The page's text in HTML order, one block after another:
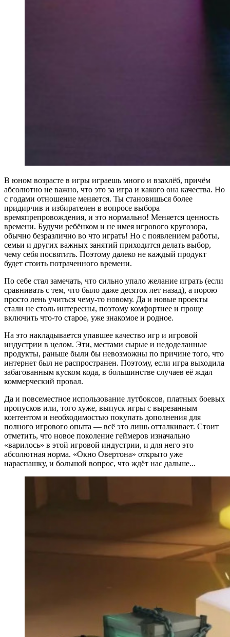
В юном возрасте в игры играешь много и взахлёб, причём
абсолютно не важно, что это за игра и какого она качества. Но
с годами отношение меняется. Ты становишься более
придирчив и избирателен в вопросе выбора
времяпрепровождения, и это нормально! Меняется ценность
времени. Будучи ребёнком и не имея игрового кругозора,
обычно безразлично во что играть! Но с появлением работы,
семьи и других важных занятий приходится делать выбор,
чему себя посвятить. Поэтому далеко не каждый продукт
будет стоить потраченного времени.
По себе стал замечать, что сильно упало желание играть (если
сравнивать с тем, что было даже десяток лет назад), а порою
просто лень учиться чему-то новому. Да и новые проекты
стали не столь интересны, поэтому комфортнее и проще
включить что-то старое, уже знакомое и родное.
На это накладывается упавшее качество игр и игровой
индустрии в целом. Эти, местами сырые и недоделанные
продукты, раньше были бы невозможны по причине того, что
интернет был не распространен. Поэтому, если игра выходила
забагованным куском кода, в большинстве случаев её ждал
коммерческий провал.
Да и повсеместное использование лутбоксов, платных боевых
пропусков или, того хуже, выпуск игры с вырезанным
контентом и необходимостью покупать дополнения для
полного игрового опыта — всё это лишь отталкивает. Стоит
отметить, что новое поколение геймеров изначально
«варилось» в этой игровой индустрии, и для него это
абсолютная норма. «Окно Овертона» открыто уже
нараспашку, и большой вопрос, что ждёт нас дальше...